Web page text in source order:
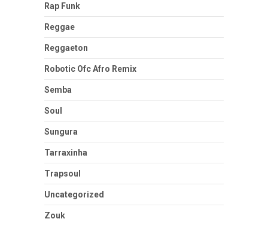
Rap Funk
Reggae
Reggaeton
Robotic Ofc Afro Remix
Semba
Soul
Sungura
Tarraxinha
Trapsoul
Uncategorized
Zouk